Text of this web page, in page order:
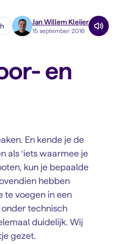
Jan Willem Kleijer
15 september 2016
en
En kende je de
als ‘iets waarmee je
kun je bepaalde
hebben
te voegen in een
onder technisch
duidelijk. Wij
gezet.